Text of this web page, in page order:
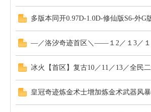
多版本同开0.97D-1.0D-修仙版S6-外
—／洛汐奇迹首区＼——１2／１3／
冰火【首区】复古10／11／13／全民
皇冠奇迹炼金术士增加炼金术武器风